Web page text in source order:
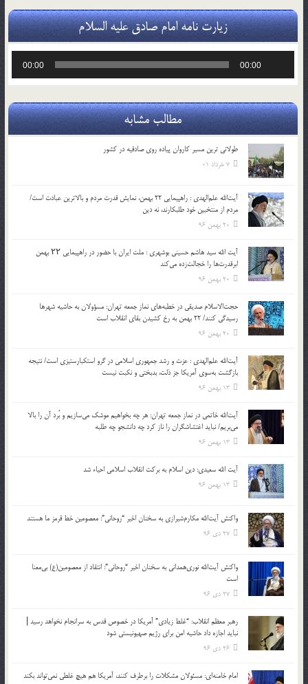
زیارت نامه امام صادق علیه السلام
00:00
00:00
مطالب مشابه
طولانی ترین مسیر کاروان پیاده روی صادقیه در کشور
7 خرداد 01
آیت‌الله علم‌الهدی : راهپیمایی 22 بهمن، نمایش قدرت مردم و بالاترین عبادت است/
مردم از منتخبین خود طلبکارند، نه دین
20 بهمن 96
آیت الله سید هاشم حسینی بوشهری : ملت ایران با حضور در راهپیمایی ۲۲ بهمن
ابرقدرت‌ها را خجالت‌زده می‌کند
20 بهمن 96
حجت‌الاسلام صدیقی در خطبه‌های نماز جمعه تهران: مسؤولان به حاشیه شهرها
رسیدگی کنند/ 22 بهمن به رخ کشیدن بقای انقلاب است
20 بهمن 96
آیت‌الله علم‌الهدی : عزت و رشد جمهوری اسلامی در گرو استکبارستیزی است/ نتیجه
بازگشت به‌سوی آمریکا جز ذلت، بدبختی و نکبت نیست
13 بهمن 96
آیت‌الله خاتمی در نماز جمعه تهران: هر چه بخواهیم موشک می‌سازیم و بُرد آن را بالا
می‌بریم/ نباید اغتشاشگران را ناز کرد چه دانشجو چه طلبه
13 بهمن 96
آیت الله سعیدی: دین اسلام به برکت انقلاب اسلامی احیاء شد
13 بهمن 96
واکنش آیت‌الله مکارم‌شیرازی به سخنان اخیر “روحانی”: معصومین خط قرمز ما هستند
27 دی 96
واکنش آیت‌الله نوری‌همدانی به سخنان اخیر “روحانی”: انتقاد از معصومین(ع) بی‌معنا
است
27 دی 96
رهبر معظم انقلاب: “غلط زیادی” آمریکا در خصوص قدس به سرانجام نخواهد رسید |
نباید اجازه داد حاشیه امن برای رژیم صهیونیستی شود
26 دی 96
امام خامنه‌ای: مسئولان مشکلات را برطرف کنند، آمریکا هم هیچ غلطی نمی‌تواند بکند